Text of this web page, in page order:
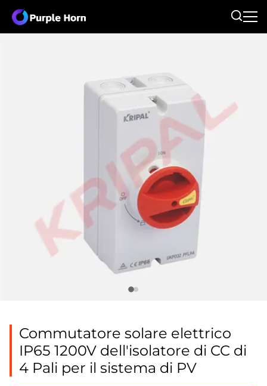
Commutatore solare elettrico
IP65 1200V dell'isolatore di CC di
4 Pali per il sistema di PV